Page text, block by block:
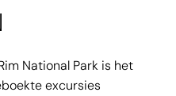
National Park is het
excursies